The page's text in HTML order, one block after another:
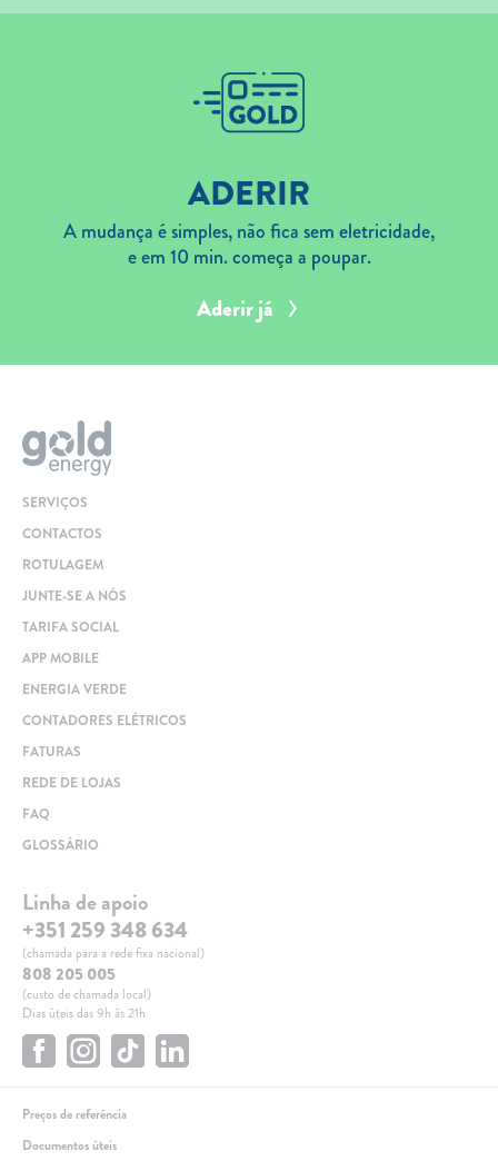
ADERIR
A mudança é simples, não fica sem eletricidade,
e em 10 min. começa a poupar.
Aderir já
SERVIÇOS
CONTACTOS
ROTULAGEM
JUNTE-SE A NÓS
TARIFA SOCIAL
APP MOBILE
ENERGIA VERDE
CONTADORES ELÉTRICOS
FATURAS
REDE DE LOJAS
FAQ
GLOSSÁRIO
Linha de apoio
+351 259 348 634
(chamada para a rede fixa nacional)
808 205 005
(custo de chamada local)
Dias úteis das 9h às 21h
Preços de referência
Documentos úteis